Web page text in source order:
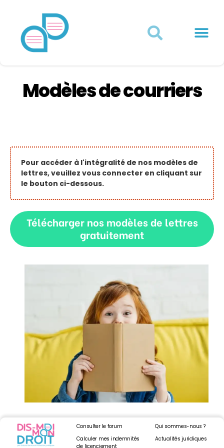
Modèles de courriers
Pour accéder à l'intégralité de nos modèles de
lettres, veuillez vous connecter en cliquant sur
le bouton ci-dessous.
Télécharger nos modèles de lettres
gratuitement
Consulter le forum
Calculer mes indemnités
de licenciement
Qui sommes-nous ?
Actualités juridiques